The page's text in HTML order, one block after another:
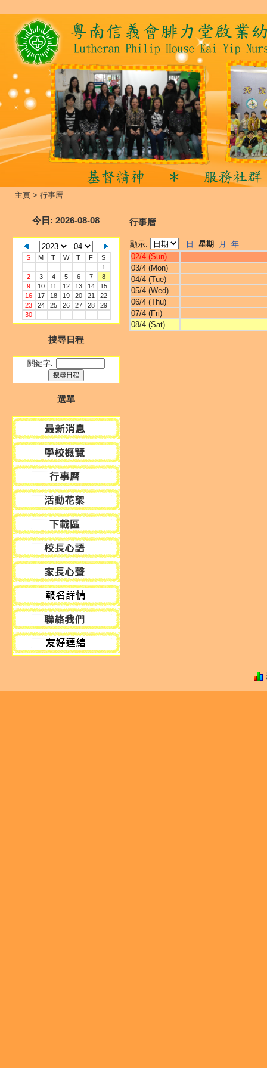
主頁 > 行事曆
今日 : 2026-08-08
S M T W T F
S
1
2
3 4 5 6 7
8
9
10 11 12 13 14
15
16
17 18 19 20 21
22
23
24 25 26 27 28
29
30
搜尋日程
關鍵字:
選單
行事曆
顯示: 日 星期 月
年
02/4 (Sun)
03/4 (Mon)
04/4 (Tue)
05/4 (Wed)
06/4 (Thu)
07/4 (Fri)
08/4 (Sat)